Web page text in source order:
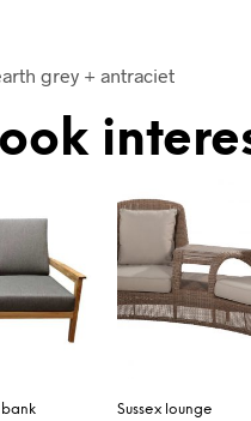
grey + antraciet
Sussex lounge